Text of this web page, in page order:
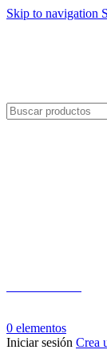
Skip to navigation
0 elementos
Iniciar sesión Crea